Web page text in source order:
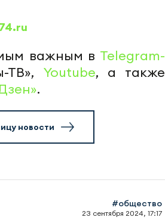
важным в Telegram-
ТВ», Youtube, а также
.
новости
#общество
23 сентября 2024, 17:17